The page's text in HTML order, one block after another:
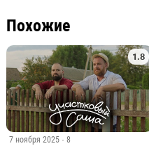
Похожие
1.8
7 ноября 2025 · 8